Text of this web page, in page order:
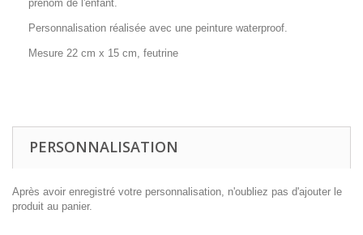
prénom de l'enfant.
Personnalisation réalisée avec une peinture waterproof.
Mesure 22 cm x 15 cm, feutrine
PERSONNALISATION
Après avoir enregistré votre personnalisation, n'oubliez pas d'ajouter le
produit au panier.